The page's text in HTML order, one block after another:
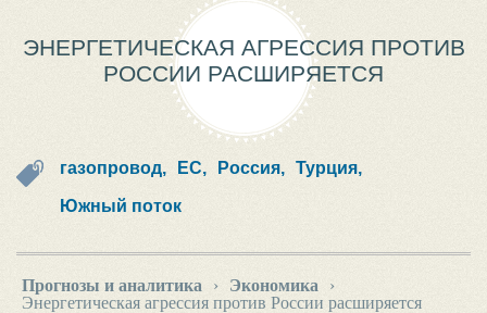
ЭНЕРГЕТИЧЕСКАЯ АГРЕССИЯ ПРОТИВ
РОССИИ РАСШИРЯЕТСЯ
газопровод, ЕС, Россия, Турция,
Южный поток
Прогнозы и аналитика › Экономика
›
Энергетическая агрессия против России расширяется